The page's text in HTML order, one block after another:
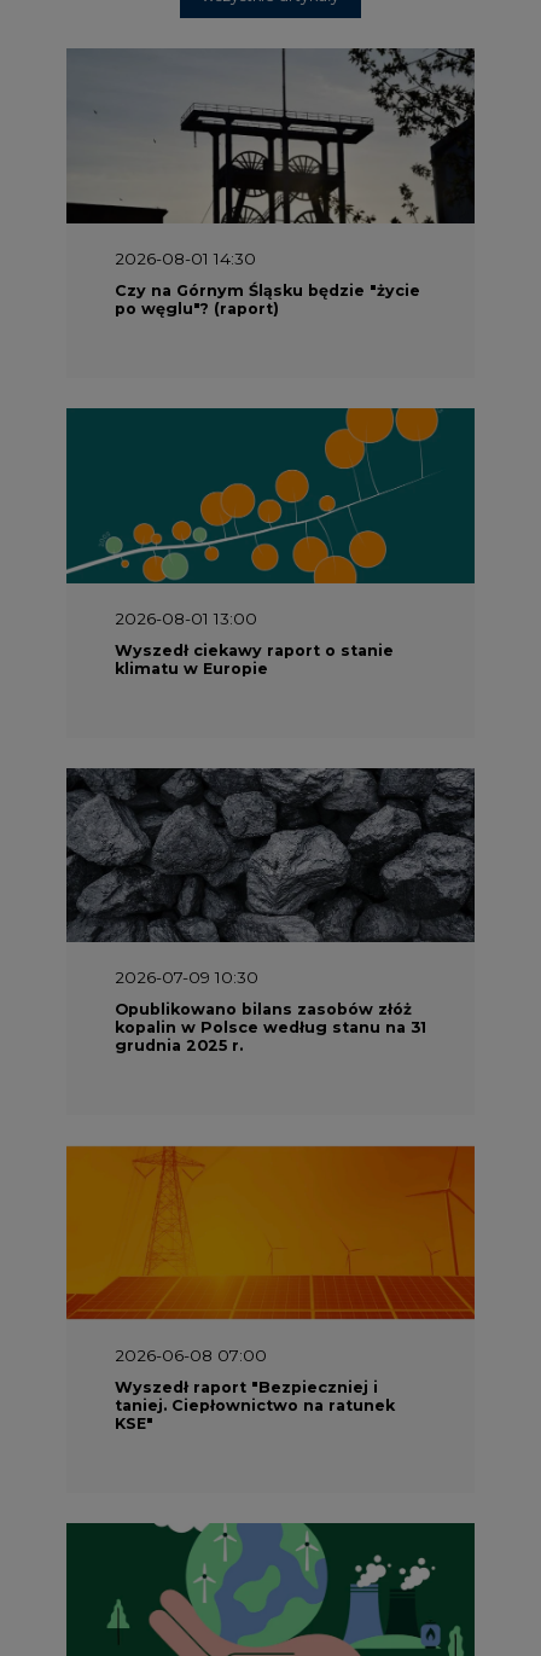
2026-08-01 13:00
Wyszedł ciekawy raport o stanie
klimatu w Europie
2026-07-09 10:30
Opublikowano bilans zasobów złóż
kopalin w Polsce według stanu na 31
grudnia 2025 r.
2026-06-08 07:00
Wyszedł raport "Bezpieczniej i
taniej. Ciepłownictwo na ratunek
KSE"
2026-05-23 16:00
Wyszedł raport „Przez gaz do OZE.
Dekarbonizacja ciepłownictwa